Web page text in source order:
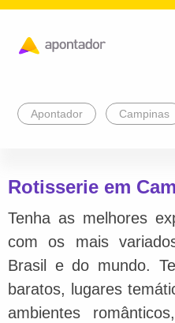
Apontador Campinas
Rotisserie em
Tenha as melhores
com os mais
Brasil e do mundo.
baratos, lugares
ambientes